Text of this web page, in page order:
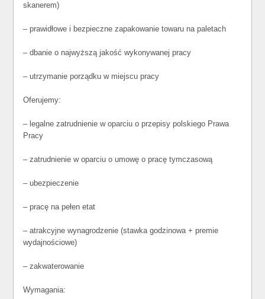
skanerem)
– prawidłowe i bezpieczne zapakowanie towaru na paletach
– dbanie o najwyższą jakość wykonywanej pracy
– utrzymanie porządku w miejscu pracy
Oferujemy:
– legalne zatrudnienie w oparciu o przepisy polskiego Prawa
Pracy
– zatrudnienie w oparciu o umowę o pracę tymczasową
– ubezpieczenie
– pracę na pełen etat
– atrakcyjne wynagrodzenie (stawka godzinowa + premie
wydajnościowe)
– zakwaterowanie
Wymagania: